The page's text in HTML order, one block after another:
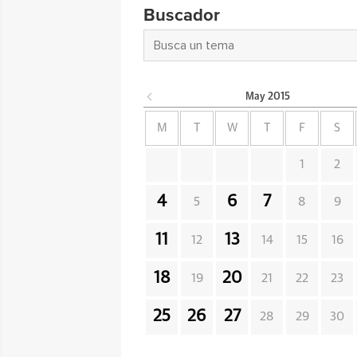
Buscador
May 2015
M W F S
1 2
4 5 6 7 8 9
11 12 13 14 15 16
18 19 20 21 22 23
25 26 27 28 29 30